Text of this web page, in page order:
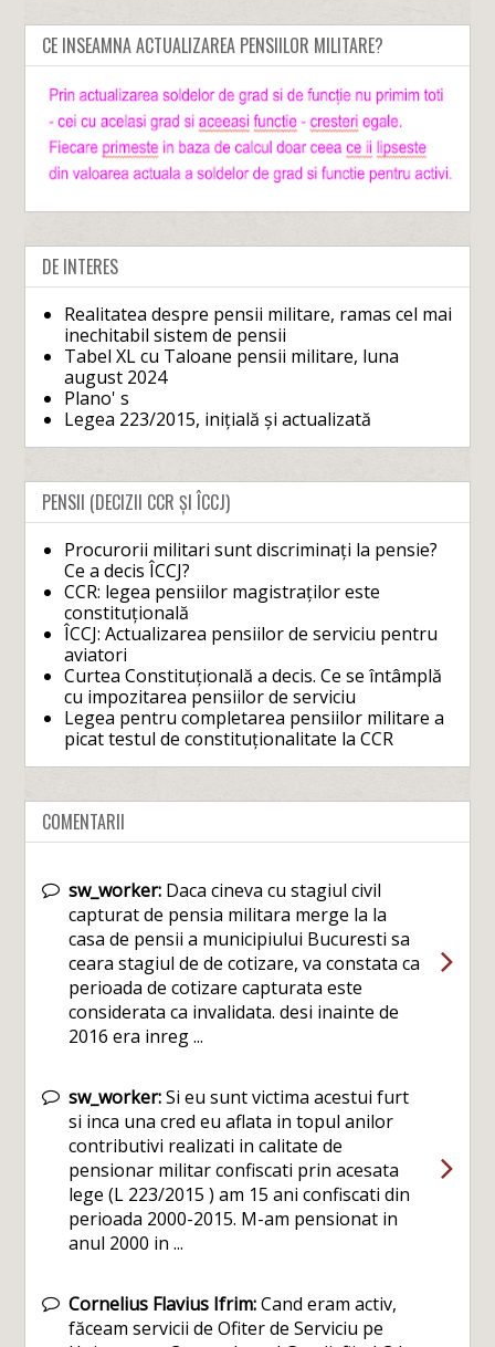
CE INSEAMNA ACTUALIZAREA PENSIILOR MILITARE?
DE INTERES
Realitatea despre pensii militare, ramas cel mai
inechitabil sistem de pensii
Tabel XL cu Taloane pensii militare, luna
august 2024
Plano' s
Legea 223/2015, inițială și actualizată
PENSII (DECIZII CCR ȘI ÎCCJ)
Procurorii militari sunt discriminați la pensie?
Ce a decis ÎCCJ?
CCR: legea pensiilor magistraților este
constituțională
ÎCCJ: Actualizarea pensiilor de serviciu pentru
aviatori
Curtea Constituțională a decis. Ce se întâmplă
cu impozitarea pensiilor de serviciu
Legea pentru completarea pensiilor militare a
picat testul de constituționalitate la CCR
COMENTARII
sw_worker: Daca cineva cu stagiul civil
capturat de pensia militara merge la la
casa de pensii a municipiului Bucuresti sa
ceara stagiul de de cotizare, va constata ca
perioada de cotizare capturata este
considerata ca invalidata. desi inainte de
2016 era inreg ...
sw_worker:Si eu sunt victima acestui furt
si inca una cred eu aflata in topul anilor
contributivi realizati in calitate de
pensionar militar confiscati prin acesata
lege (L 223/2015 ) am 15 ani confiscati din
perioada 2000-2015. M-am pensionat in
anul 2000 in ...
Cornelius Flavius Ifrim:Cand eram activ,
făceam servicii de Ofiter de Serviciu pe